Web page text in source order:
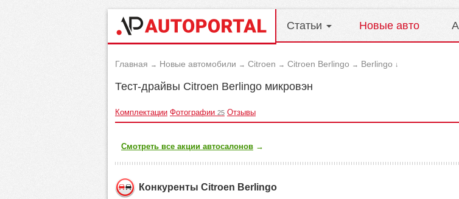
Статьи Новые авто
Главная → Новые автомобили → Citroen → Citroen Berlingo → Berlingo ↓
Тест-драйвы Citroen Berlingo микровэн
Комплектации Фотографии 25 Отзывы
Смотреть все акции автосалонов →
Конкуренты Citroen Berlingo